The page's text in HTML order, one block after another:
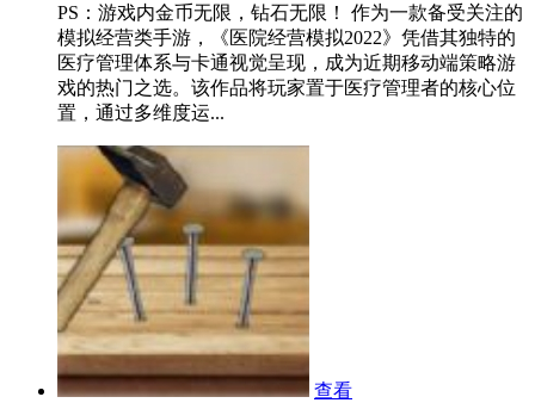
PS：游戏内金币无限，钻石无限！ 作为一款备受关注的
模拟经营类手游，《医院经营模拟2022》凭借其独特的
医疗管理体系与卡通视觉呈现，成为近期移动端策略游
戏的热门之选。该作品将玩家置于医疗管理者的核心位
置，通过多维度运...
查看